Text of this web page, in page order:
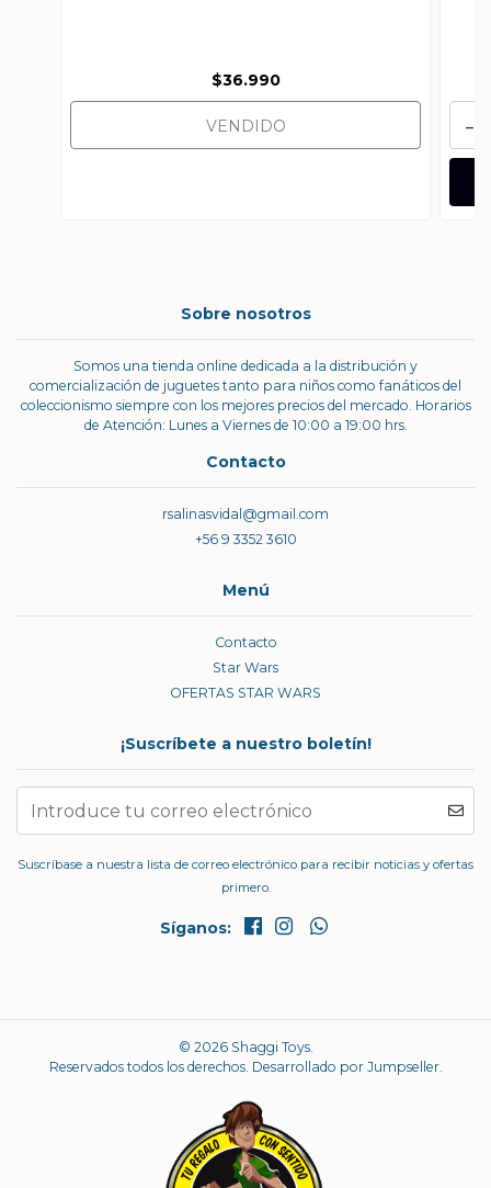
$36.990
VENDIDO -
Sobre nosotros
Somos una tienda online dedicada a la distribución y
comercialización de juguetes tanto para niños como fanáticos del
coleccionismo siempre con los mejores precios del mercado. Horarios
de Atención: Lunes a Viernes de 10:00 a 19:00 hrs.
Contacto
rsalinasvidal@gmail.com
+56 9 3352 3610
Menú
Contacto
Star Wars
OFERTAS STAR WARS
¡Suscríbete a nuestro boletín!
Suscríbase a nuestra lista de correo electrónico para recibir noticias y ofertas
primero.
Síganos:
© 2026 Shaggi Toys.
Reservados todos los derechos. Desarrollado por Jumpseller.